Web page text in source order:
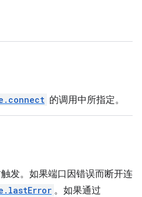
的调用中所指定。
发。如果端口因错误而断开连
。如果通过